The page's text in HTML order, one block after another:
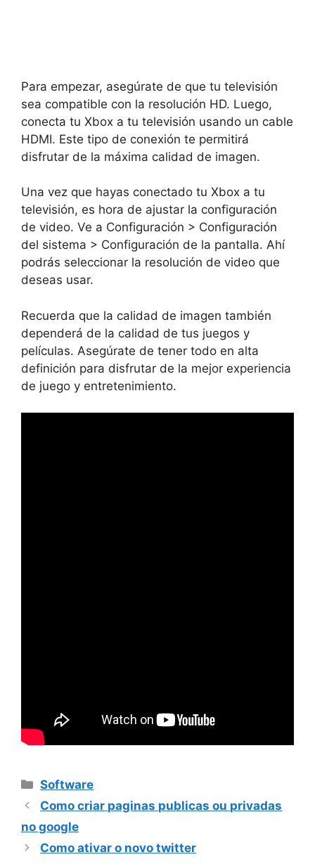
Para empezar, asegúrate de que tu televisión
sea compatible con la resolución HD. Luego,
conecta tu Xbox a tu televisión usando un cable
HDMI. Este tipo de conexión te permitirá
disfrutar de la máxima calidad de imagen.
Una vez que hayas conectado tu Xbox a tu
televisión, es hora de ajustar la configuración
de video. Ve a Configuración > Configuración
del sistema > Configuración de la pantalla. Ahí
podrás seleccionar la resolución de video que
deseas usar.
Recuerda que la calidad de imagen también
dependerá de la calidad de tus juegos y
películas. Asegúrate de tener todo en alta
definición para disfrutar de la mejor experiencia
de juego y entretenimiento.
Categorias
Software
Como criar paginas publicas ou privadas
no google
Como ativar o novo twitter